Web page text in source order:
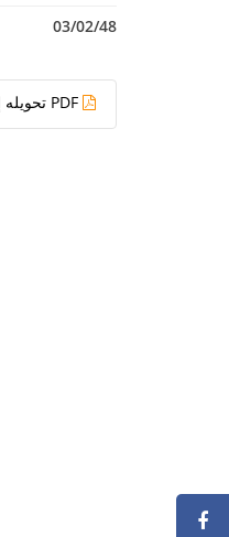
03/02/48
تحويله إلى PDF